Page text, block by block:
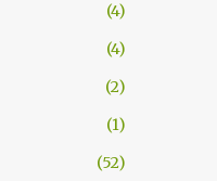
4
4
2
1
52